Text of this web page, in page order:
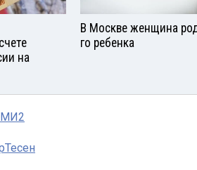
на
В Москве женщина
го ребенка